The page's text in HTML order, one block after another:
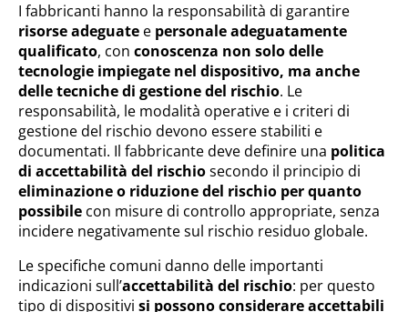
I fabbricanti hanno la responsabilità di garantire
risorse adeguate e personale adeguatamente
qualificato, con conoscenza non solo delle
tecnologie impiegate nel dispositivo, ma anche
delle tecniche di gestione del rischio. Le
responsabilità, le modalità operative e i criteri di
gestione del rischio devono essere stabiliti e
documentati. Il fabbricante deve definire una politica
di accettabilità del rischiosecondo il principio di
eliminazione o riduzione del rischio per quanto
possibile con misure di controllo appropriate, senza
incidere negativamente sul rischio residuo globale.
Le specifiche comuni danno delle importanti
indicazioni sull’accettabilità del rischio: per questo
tipo di dispositivi si possono considerare accettabili